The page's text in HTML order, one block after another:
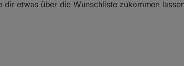
dem Rückweg.
etwas über die Wunschliste zukommen